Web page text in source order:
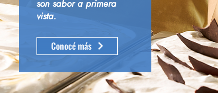
son sabor a primera
vista.
Conocé más